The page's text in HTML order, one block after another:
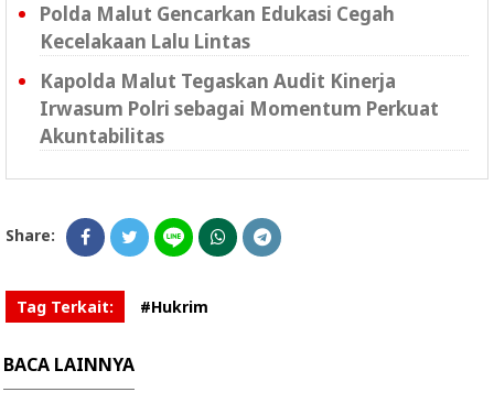
Polda Malut Gencarkan Edukasi Cegah
Kecelakaan Lalu Lintas
Kapolda Malut Tegaskan Audit Kinerja
Irwasum Polri sebagai Momentum Perkuat
Akuntabilitas
Share:
Tag Terkait: #Hukrim
BACA LAINNYA